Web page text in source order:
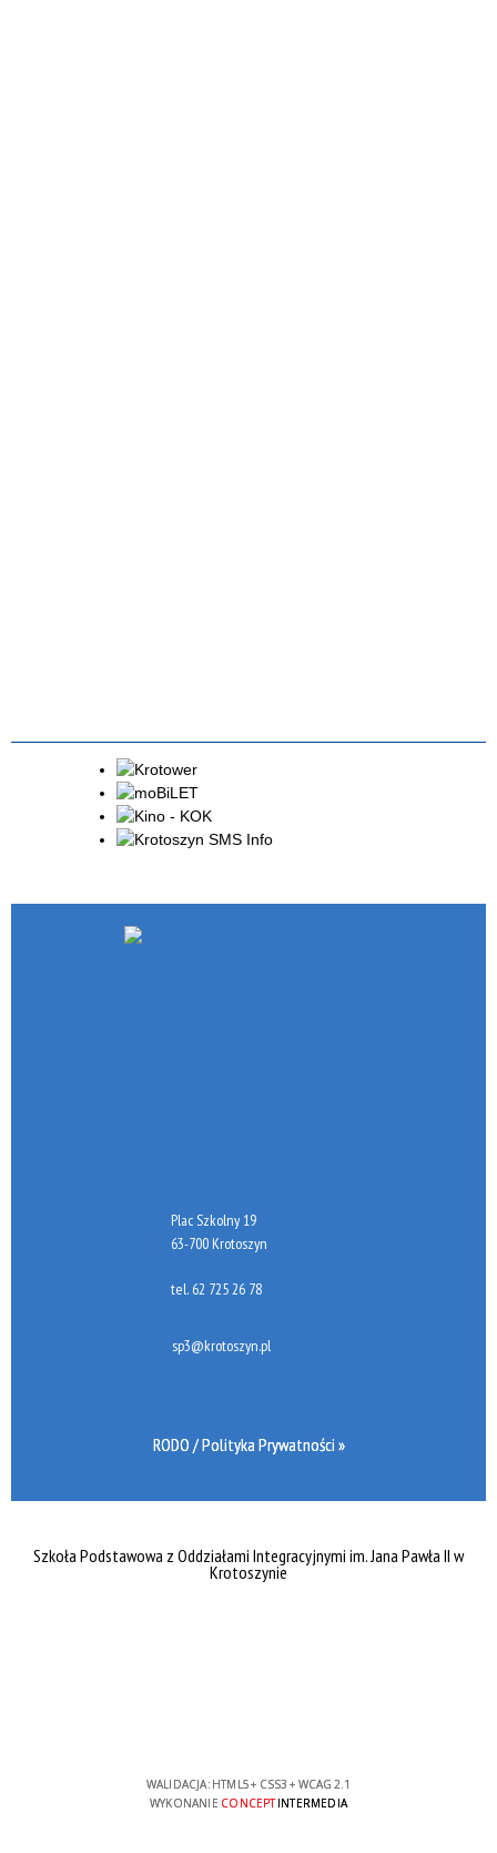
Plac Szkolny 19
63-700 Krotoszyn
tel. 62 725 26 78
sp3@krotoszyn.pl
RODO / Polityka Prywatności »
Szkoła Podstawowa z Oddziałami Integracyjnymi im. Jana Pawła II w
Krotoszynie
WALIDACJA: HTML5+ CSS3 + WCAG 2.1
WYKONANIE CONCEPTINTERMEDIA